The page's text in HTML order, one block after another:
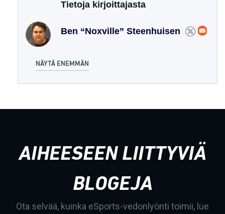
Tietoja kirjoittajasta
Ben “Noxville” Steenhuisen
NÄYTÄ ENEMMÄN
AIHEESEEN LIITTYVIÄ
BLOGEJA
Ota selvää, kuinka eSports-vedonlyönti toimii, lue